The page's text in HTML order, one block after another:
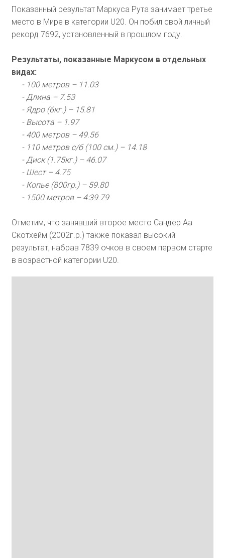
Показанный результат Маркуса Рута занимает третье
место в Мире в категории U20. Он побил свой личный
рекорд 7692, установленный в прошлом году.
Результаты, показанные Маркусом в отдельных
видах:
- 100 метров – 11.03
- Длина – 7.53
- Ядро (6кг.) – 15.81
- Высота – 1.97
- 400 метров – 49.56
- 110 метров с/б (100 см.) – 14.18
- Диск (1.75кг.) – 46.07
- Шест – 4.75
- Копье (800гр.) – 59.80
- 1500 метров – 4:39.79
Отметим, что занявший второе место Сандер Аа
Скотхейм (2002г.р.) также показал высокий
результат, набрав 7839 очков в своем первом старте
в возрастной категории U20.